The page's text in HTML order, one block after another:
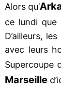
Alors qu’
ce lundi que
D’ailleurs,
avec leurs
Supercoupe
Marseille